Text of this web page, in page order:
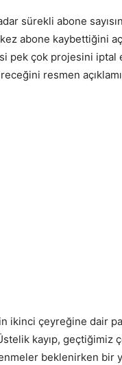
sürekli abone
abone kaybettiğini
pek çok projesini iptal
resmen
ikinci çeyreğine dair
kayıp, geçtiğimiz
beklenirken bir